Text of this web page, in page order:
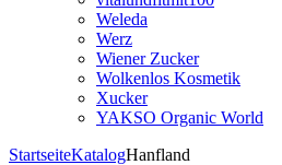
Weleda
Werz
Wiener Zucker
Wolkenlos Kosmetik
Xucker
YAKSO Organic World
StartseiteKatalogHanfland